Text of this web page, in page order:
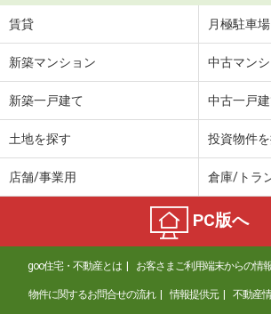
賃貸 月極駐車場
新築マンション 中古マン
新築一戸建て 中古一戸
土地を探す 投資物件
店舗/事業用 倉庫/トラ
PC版へ
goo住宅・不動産とは お客さまご利用端末からの情
物件に関するお問合せの流れ 情報提供元 不動産